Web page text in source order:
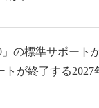
の標準サポート
が終了する2027